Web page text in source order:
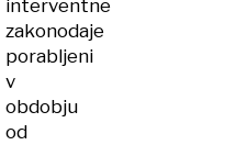
interventne
zakonodaje
porabljeni
v
obdobju
od